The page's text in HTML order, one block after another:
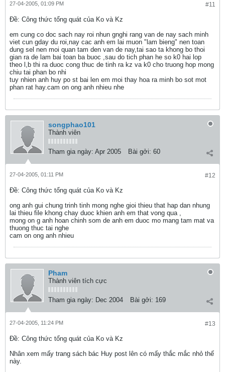
#11
27-04-2005, 01:09 PM
Ðề: Công thức tổng quát của Ko và Kz
em cung co doc sach nay roi nhun gnghi rang van de nay sach minh
viet cun gday du roi,nay cac anh em lai muon "lam bieng" nen toan
dung sel nen moi quan tam den van de nay,tai sao ta khong bo thoi
gian ra de lam bai toan ba buoc ,sau do tich phan he so k0 hai lop
theo l,b thi ra duoc cong thuc de tinh ra kz va k0 cho truong hop mong
chiu tai phan bo nhi
tuy nhien anh huy po st bai len em moi thay hoa ra minh bo sot mot
phan rat hay.cam on ong anh nhieu nhe
songphao101
Thành viên
Tham gia ngày: Apr 2005 Bài gởi: 60
#12
27-04-2005, 01:11 PM
Ðề: Công thức tổng quát của Ko và Kz
ong anh gui chung trinh tinh mong nghe gioi thieu that hap dan nhung
lai thieu file khong chay duoc khien anh em that vong qua ,
mong on g anh hoan chinh som de anh em duoc mo mang tam mat va
thuong thuc tai nghe
cam on ong anh nhieu
Pham
Thành viên tích cực
Tham gia ngày: Dec 2004 Bài gởi: 169
#13
27-04-2005, 11:24 PM
Ðề: Công thức tổng quát của Ko và Kz
Nhân xem mấy trang sách bác Huy post lên có mấy thắc mắc nhỏ thế
này.